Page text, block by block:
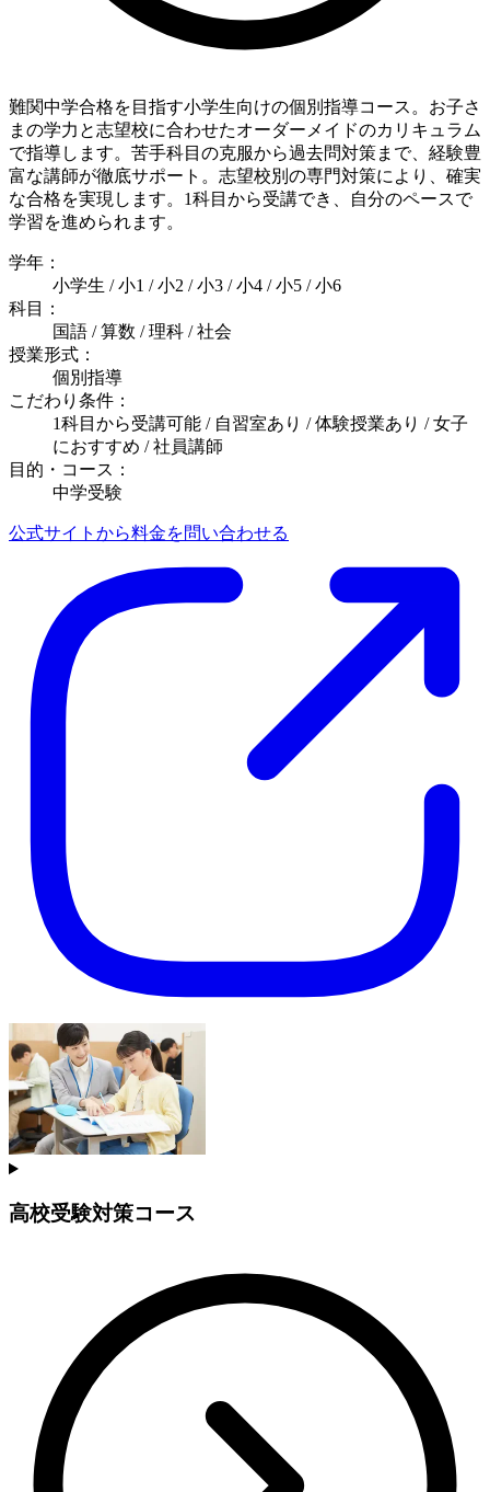
難関中学合格を目指す小学生向けの個別指導コース。お子さ
まの学力と志望校に合わせたオーダーメイドのカリキュラム
で指導します。苦手科目の克服から過去問対策まで、経験豊
富な講師が徹底サポート。志望校別の専門対策により、確実
な合格を実現します。1科目から受講でき、自分のペースで
学習を進められます。
学年：
小学生 / 小1 / 小2 / 小3 / 小4 / 小5 / 小6
科目：
国語 / 算数 / 理科 / 社会
授業形式：
個別指導
こだわり条件：
1科目から受講可能 / 自習室あり / 体験授業あり / 女子
におすすめ / 社員講師
目的・コース：
中学受験
公式サイトから料金を問い合わせる
高校受験対策コース